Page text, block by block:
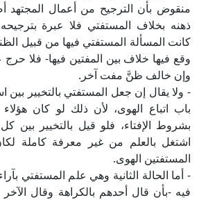
منقوض بأن الترجيح من أعمال المجتهد
ذهنه بخلاف المستفتي فلا عبرة بترجيحه
كانت المسألة المستفتي فيها من قبيل
وقع فيها خلاف بين المفتين فيها- فلا
وإن خالف ظنَّ مفت آخر.
- ولا يقال إن جعل المستفتي بالتخيير بين
باب اتباع الهوى، لأن ذلك لو كان
بشروط الإفتاء، فلو قيل بالتخيير بين
اشتغل بالعلم من غير معرفة كاملة
المستفتين الهوى.
- أما الحالة الثانية وهي علم المستفتي
فيه -بأن قال أحدهم بالكراهة وقال